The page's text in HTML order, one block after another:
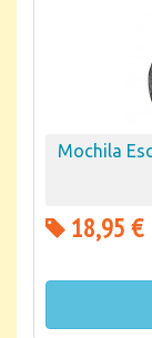
Mochila
18,95 €